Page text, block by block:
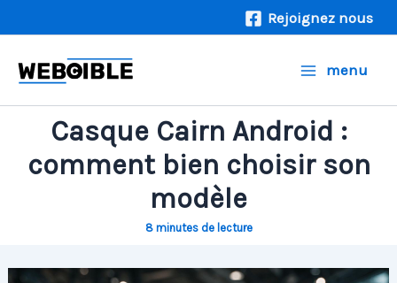
au
Rejoignez nous
menu
Casque Cairn Android :
comment bien choisir son
modèle
8 minutes de lecture